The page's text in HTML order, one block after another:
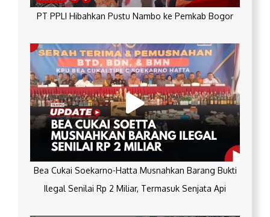
PT PPLI Hibahkan Pustu Nambo ke Pemkab Bogor
Bea Cukai Soekarno-Hatta Musnahkan Barang Bukti
Ilegal Senilai Rp 2 Miliar, Termasuk Senjata Api